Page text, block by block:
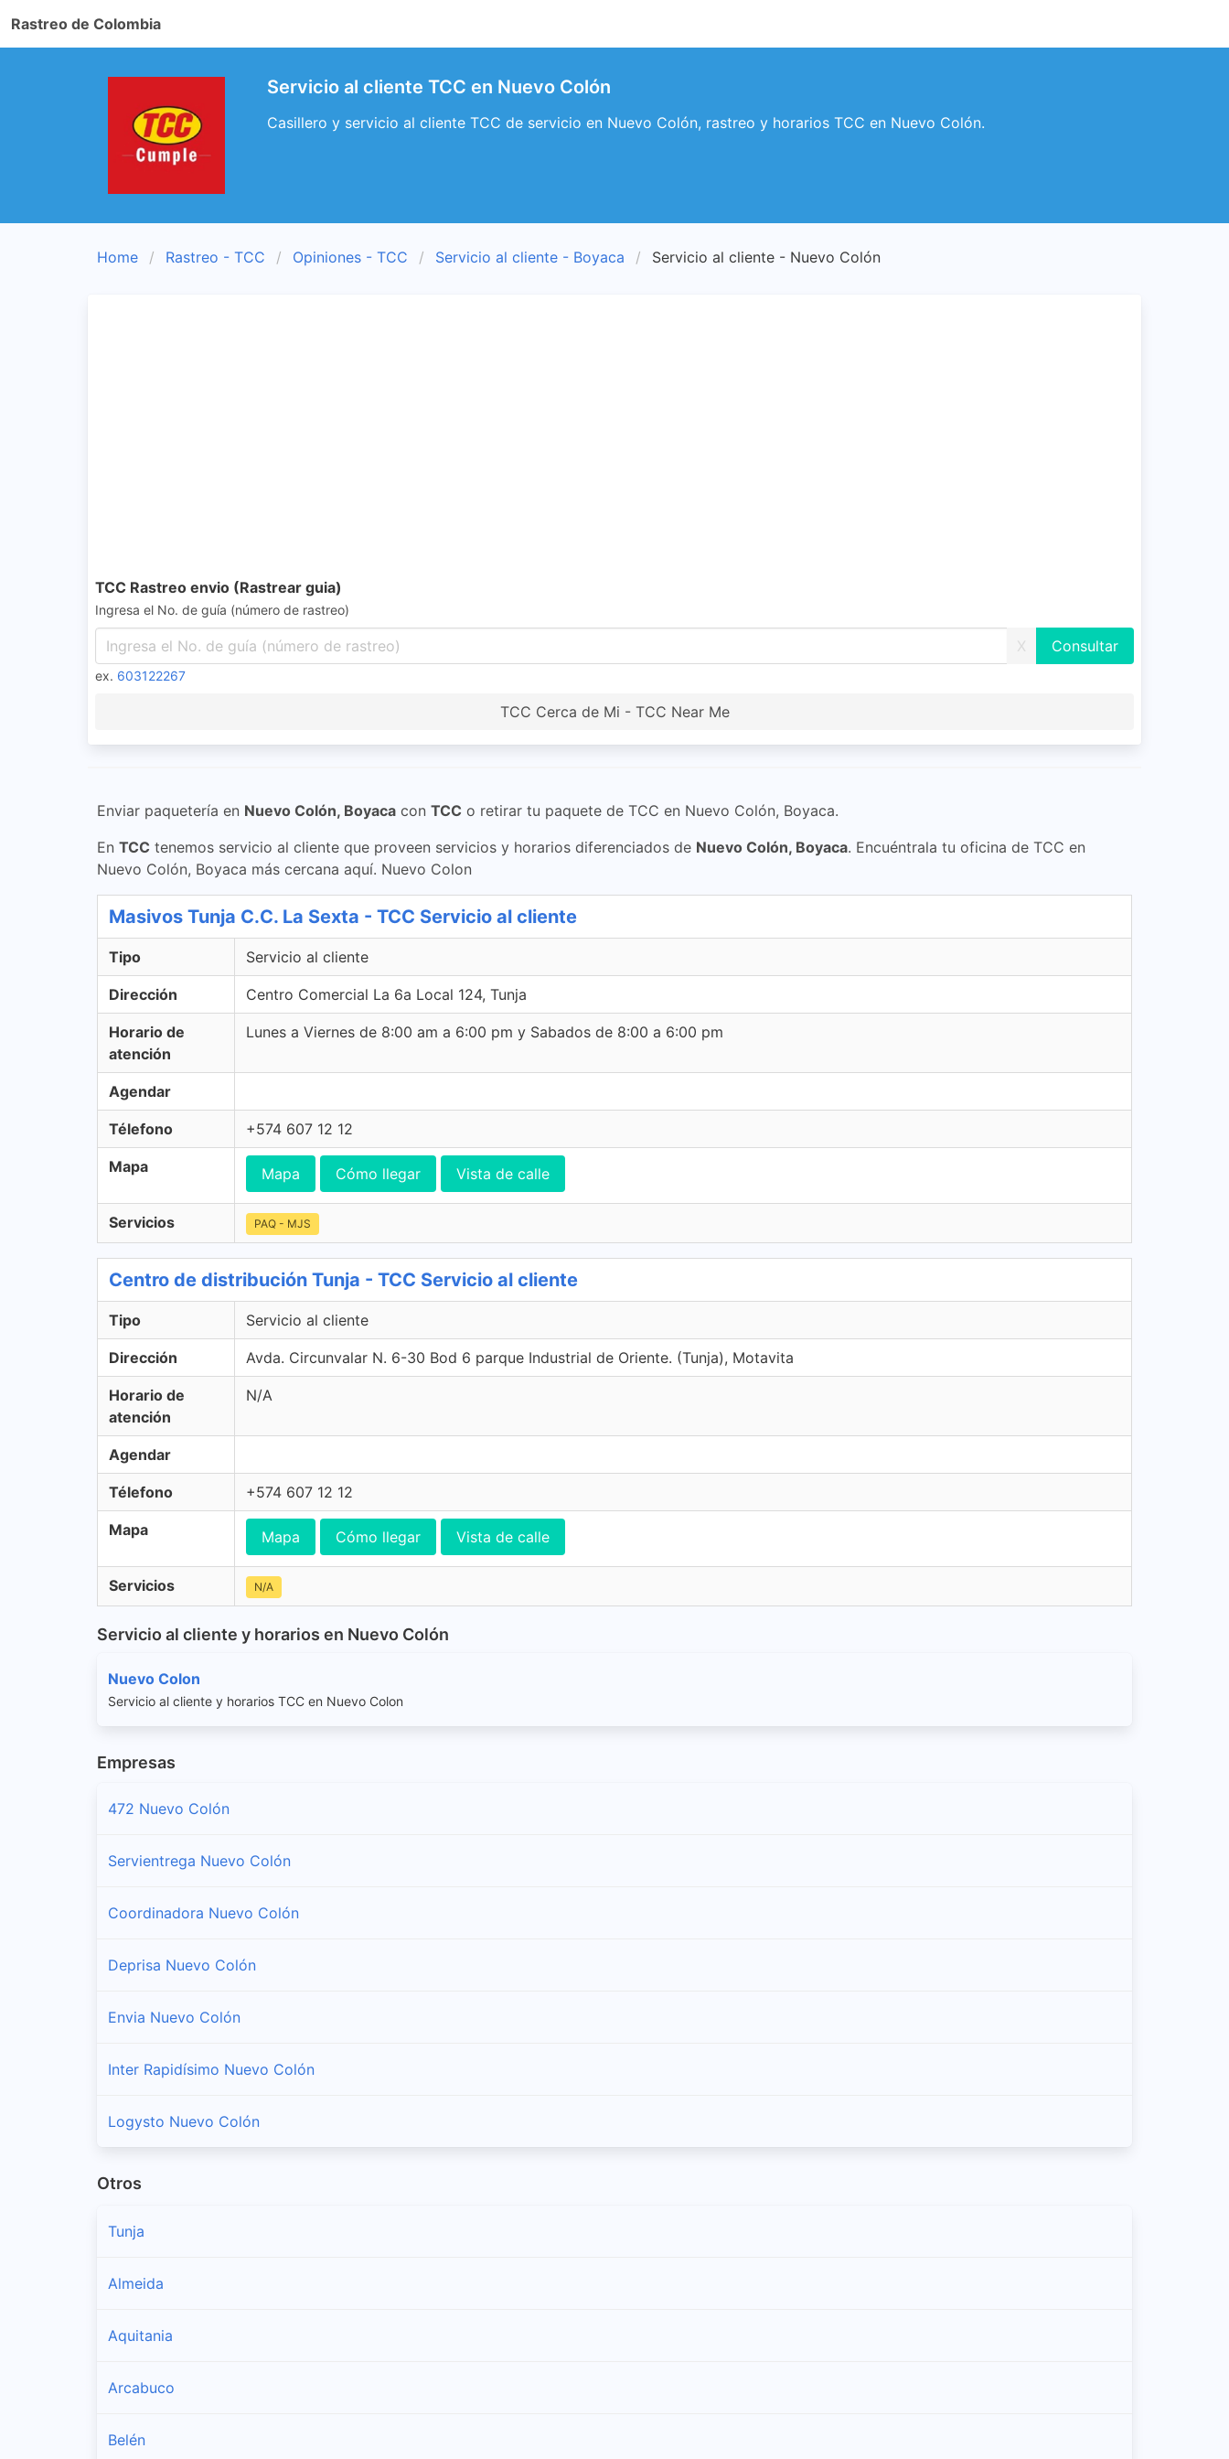
Rastreo de Colombia
Servicio al cliente TCC en Nuevo Colón
Casillero y servicio al cliente TCC de servicio en Nuevo Colón, rastreo y horarios TCC en Nuevo Colón.
Home Rastreo - TCC Opiniones - TCC Servicio al cliente - Boyaca Servicio al cliente - Nuevo Colón
TCC Rastreo envio (Rastrear guia)
Ingresa el No. de guía (número de rastreo)
X
ex. 603122267
TCC Cerca de Mi - TCC Near Me
Enviar paquetería en Nuevo Colón, Boyaca con TCC o retirar tu paquete de TCC en Nuevo Colón, Boyaca.
En TCC tenemos servicio al cliente que proveen servicios y horarios diferenciados de Nuevo Colón, Boyaca. Encuéntrala tu oficina de TCC en
Nuevo Colón, Boyaca más cercana aquí. Nuevo Colon
Masivos Tunja C.C. La Sexta - TCC Servicio al cliente
Tipo Servicio al cliente
Dirección Centro Comercial La 6a Local 124, Tunja
Horario de
atención
Lunes a Viernes de 8:00 am a 6:00 pm y Sabados de 8:00 a 6:00 pm
Agendar
Télefono +574 607 12 12
Mapa Mapa Cómo llegar Vista de calle
Servicios PAQ - MJS
Centro de distribución Tunja - TCC Servicio al cliente
Tipo Servicio al cliente
Dirección Avda. Circunvalar N. 6-30 Bod 6 parque Industrial de Oriente. (Tunja), Motavita
Horario de
atención
N/A
Agendar
Télefono +574 607 12 12
Mapa Mapa Cómo llegar Vista de calle
Servicios N/A
Servicio al cliente y horarios en Nuevo Colón
Nuevo Colon
Servicio al cliente y horarios TCC en Nuevo Colon
Empresas
472 Nuevo Colón
Servientrega Nuevo Colón
Coordinadora Nuevo Colón
Deprisa Nuevo Colón
Envia Nuevo Colón
Inter Rapidísimo Nuevo Colón
Logysto Nuevo Colón
Otros
Tunja
Almeida
Aquitania
Arcabuco
Belén